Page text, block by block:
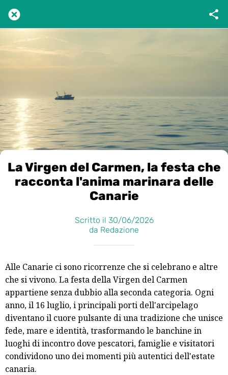
La Virgen del Carmen, la festa che
racconta l'anima marinara delle
Canarie
Scritto il 30/06/2026
da Redazione
Alle Canarie ci sono ricorrenze che si celebrano e altre
che si vivono. La festa della Virgen del Carmen
appartiene senza dubbio alla seconda categoria. Ogni
anno, il 16 luglio, i principali porti dell'arcipelago
diventano il cuore pulsante di una tradizione che unisce
fede, mare e identità, trasformando le banchine in
luoghi di incontro dove pescatori, famiglie e visitatori
condividono uno dei momenti più autentici dell'estate
canaria.